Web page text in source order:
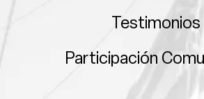
Testimonios
Participación